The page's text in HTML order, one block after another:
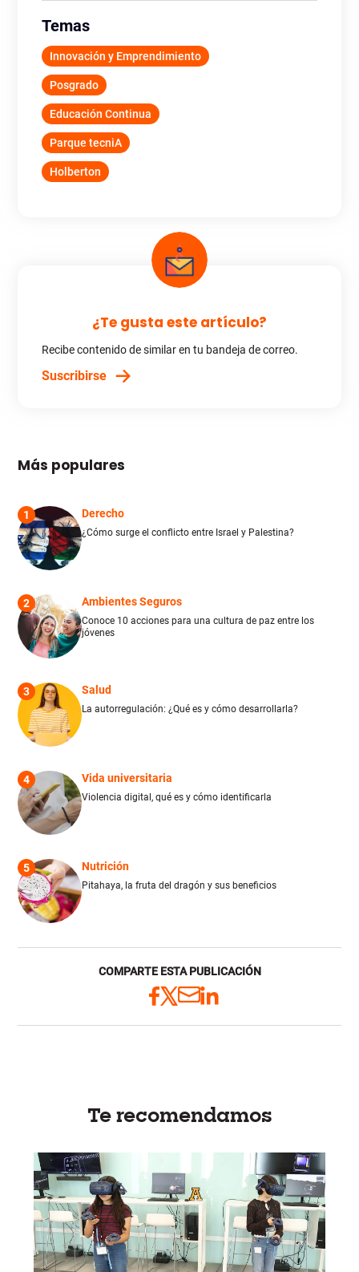
Temas
Innovación y Emprendimiento
Posgrado
Educación Continua
Parque tecniA
Holberton
¿Te gusta este artículo?
Recibe contenido de similar en tu bandeja de correo.
Suscribirse
Más populares
1 Derecho
¿Cómo surge el conflicto entre Israel y Palestina?
2 Ambientes Seguros
Conoce 10 acciones para una cultura de paz entre los
jóvenes
3 Salud
La autorregulación: ¿Qué es y cómo desarrollarla?
4 Vida universitaria
Violencia digital, qué es y cómo identificarla
5 Nutrición
Pitahaya, la fruta del dragón y sus beneficios
COMPARTE ESTA PUBLICACIÓN
Te recomendamos